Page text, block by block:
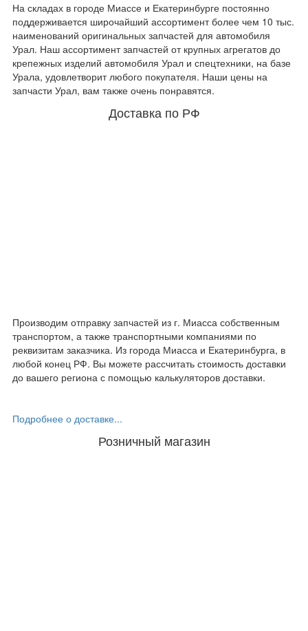
На складах в городе Миассе и Екатеринбурге постоянно
поддерживается широчайший ассортимент более чем 10 тыс.
наименований оригинальных запчастей для автомобиля
Урал. Наш ассортимент запчастей от крупных агрегатов до
крепежных изделий автомобиля Урал и спецтехники, на базе
Урала, удовлетворит любого покупателя. Наши цены на
запчасти Урал, вам также очень понравятся.
Доставка по РФ
Производим отправку запчастей из г. Миасса собственным
транспортом, а также транспортными компаниями по
реквизитам заказчика. Из города Миасса и Екатеринбурга, в
любой конец РФ. Вы можете рассчитать стоимость доставки
до вашего региона с помощью калькуляторов доставки.
Подробнее о доставке...
Розничный магазин